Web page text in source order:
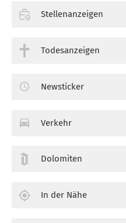
Stellenanzeigen
Todesanzeigen
Newsticker
Verkehr
Dolomiten
In der Nähe